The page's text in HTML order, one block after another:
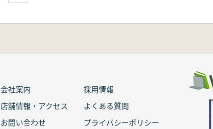
会社案内
採用情報
店舗情報・アクセス
よくある質問
お問い合わせ
プライバシーポリシー